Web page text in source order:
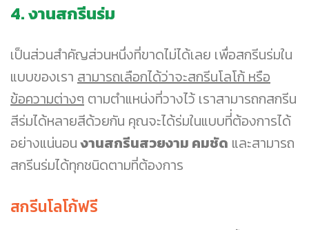
4. งานสกรีนร่ม
เป็นส่วนสำคัญส่วนหนึ่งที่ขาดไม่ได้เลย เพื่อสกรีนร่มใน
แบบของเรา สามารถเลือกได้ว่าจะสกรีนโลโก้ หรือ
ข้อความต่างๆ ตามตำแหน่งที่วางไว้ เราสามารถกสกรีน
สีร่มได้หลายสีด้วยกัน คุณจะได้ร่มในแบบที่่ต้องการได้
อย่างแน่นอนงานสกรีนสวยงาม คมชัด และสามารถ
สกรีนร่มได้ทุกชนิดตามที่ต้องการ
สกรีนโลโก้ฟรี